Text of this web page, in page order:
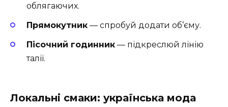
облягаючих.
Прямокутник — спробуй додати об’єму.
Пісочний годинник — підкреслюй лінію
талії.
Локальні смаки: українська мода